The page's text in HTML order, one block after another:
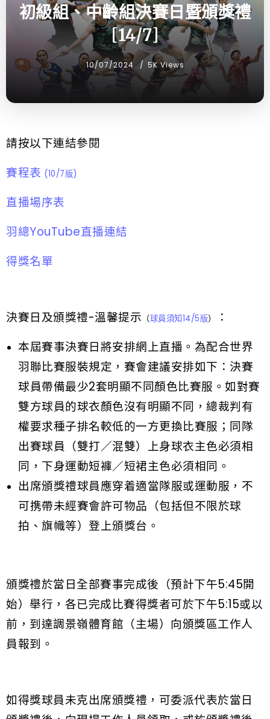
初級組、中齡組決賽日暨頒獎禮
[14/7]
10/07/2024 5K Views
請按以下連結參閱
賽程表 (10/7版)
直播場序表
羽總YouTube直播連結
得獎名單
決賽日及頒獎禮-溫馨提示 （球員須知14/5版）
：
本屆賽事決賽日將安排網上直播。為配合世界
羽聯比賽服裝規定，賽會建議安排如下：決賽
球員帶備最少2套明顯不同顏色比賽服。如對賽
雙方球員的球衣顏色沒有明顯不同，總裁判有
權要求種子排名較低的一方更換比賽服；同隊
出賽球員（雙打／混雙）上身球衣主色必須相
同，下身運動短褲／短裙主色必須相同。
出席頒獎禮球員應穿着適當隊服或運動服，不
可携帶未經賽會許可物品（包括但不限於球
拍、旗幟等）登上頒獎台。
頒獎禮於當日全部賽事完成後（預計下午5:45開
始）舉行，各已完成比賽得獎者可於下午5:15或以
前，到達調景嶺體育館（主場）向頒獎區工作人
員報到。
如得獎球員未克出席頒獎禮，可委派代表於當日